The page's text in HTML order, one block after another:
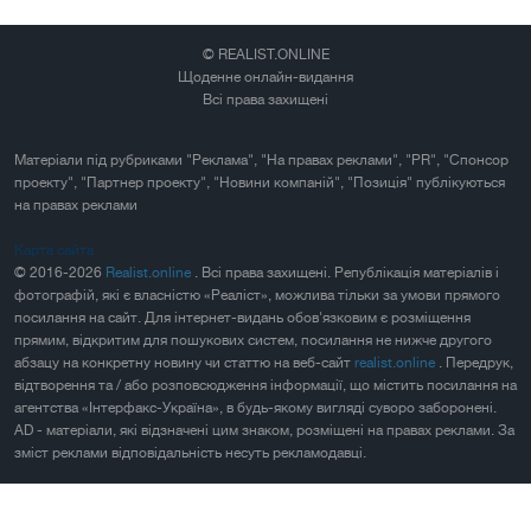
© REALIST.ONLINE
Щоденне онлайн-видання
Всі права захищені
Матеріали під рубриками "Реклама", "На правах реклами", "PR", "Спонсор
проекту", "Партнер проекту", "Новини компаній", "Позиція" публікуються
на правах реклами
Карта сайта
© 2016-2026 Realist.online
. Всі права захищені. Републікація матеріалів і
фотографій, які є власністю «Реаліст», можлива тільки за умови прямого
посилання на сайт. Для інтернет-видань обов'язковим є розміщення
прямим, відкритим для пошукових систем, посилання не нижче другого
абзацу на конкретну новину чи статтю на веб-сайт realist.online
. Передрук,
відтворення та / або розповсюдження інформації, що містить посилання на
агентства «Інтерфакс-Україна», в будь-якому вигляді суворо заборонені.
AD - матеріали, які відзначені цим знаком, розміщені на правах реклами. За
зміст реклами відповідальність несуть рекламодавці.